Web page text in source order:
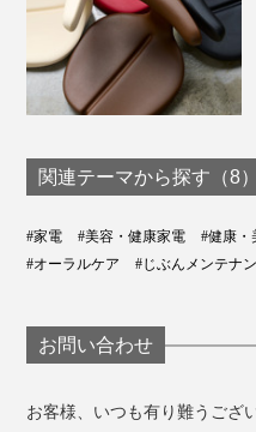
メーカーによると、美容
「ランチ後、歯磨きの時
そんな状態でも、『
させてから、接客できる
でも、この口腔洗浄器は
ぜん歯にしみない。これ
ひきしまって、気持ちいい
と、めずらしくほめてく
母のように、冷たい水が
～30℃）を。暑い夏や、
長くなりましたが、もう
を。
関連テーマから探す（8）
#家電 #美容・健康家電 #健康・
#オーラルケア
#じぶんメンテナ
お問い合わせ
お客様、いつも有り難うござ